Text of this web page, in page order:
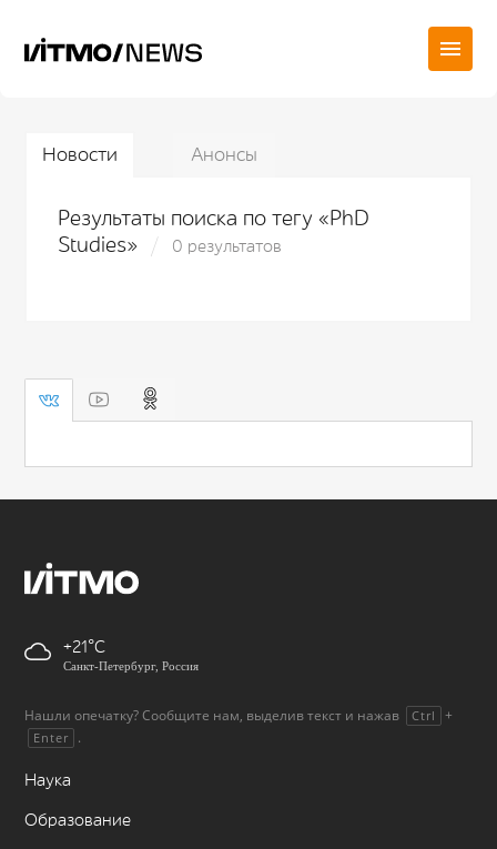
Новости Анонсы
Результаты поиска по тегу «PhD
Studies»
0 результатов
+21
Санкт-Петербург, Россия
Нашли опечатку? Сообщите нам, выделив текст и нажав Ctrl +
Enter .
Наука
Образование